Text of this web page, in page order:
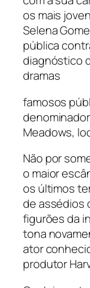
os mais
Selena
pública
diagnóstico
dramas
famosos
Meadows,
Não por
o maior
os últimos
de assédios
figurões da
tona
ator
produtor